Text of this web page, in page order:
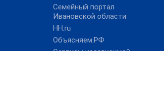
Семейный портал
Ивановской области
HH.ru
Объясняем.РФ
Сервисы независимой